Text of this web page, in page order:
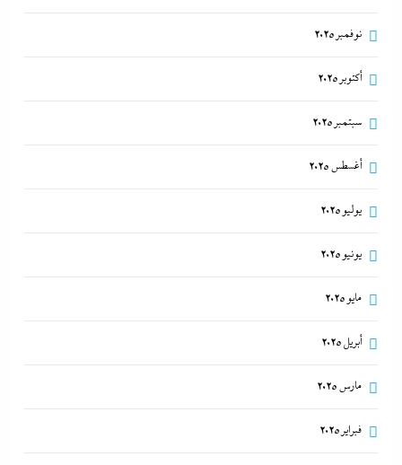
نوفمبر 2025
أكتوبر 2025
سبتمبر 2025
أغسطس 2025
يوليو 2025
يونيو 2025
مايو 2025
أبريل 2025
مارس 2025
فبراير 2025